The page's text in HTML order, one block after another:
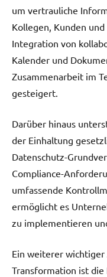
um vertrauliche
Kollegen, Kunden
Integration von
Kalender und
Zusammenarbeit im
gesteigert.
Darüber hinaus
der Einhaltung
Datenschutz-
Compliance-
umfassende
ermöglicht es
zu implementieren
Ein weiterer
Transformation ist